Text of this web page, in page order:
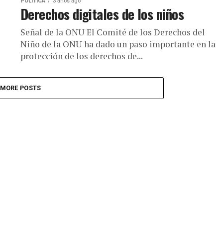
Derechos digitales de los niños
Señal de la ONU El Comité de los Derechos del
Niño de la ONU ha dado un paso importante en la
protección de los derechos de...
MORE POSTS